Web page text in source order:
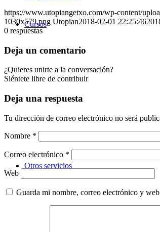
Cursos
Otros servicios
https://www.utopiangetxo.com/wp-content/
1030x579.png Utopian2018-02-01 22:25:46
0 respuestas
Deja un comentario
¿Quieres unirte a la conversación?
Siéntete libre de contribuir
Deja una respuesta
Tu dirección de correo electrónico no será
Nombre *
Correo electrónico *
Web
Guarda mi nombre, correo electrónico y